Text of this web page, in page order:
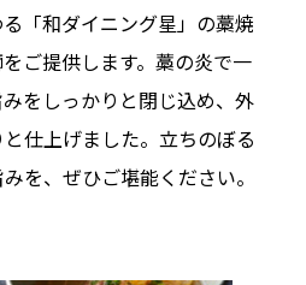
「和ダイニング星」の藁焼
ご提供します。藁の炎で一
をしっかりと閉じ込め、外
仕上げました。立ちのぼる
を、ぜひご堪能ください。